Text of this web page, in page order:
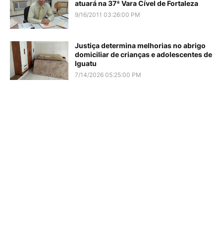
atuará na 37ª Vara Cível de Fortaleza
9/16/2011 03:26:00 PM
Justiça determina melhorias no abrigo
domiciliar de crianças e adolescentes de
Iguatu
7/14/2026 05:25:00 PM